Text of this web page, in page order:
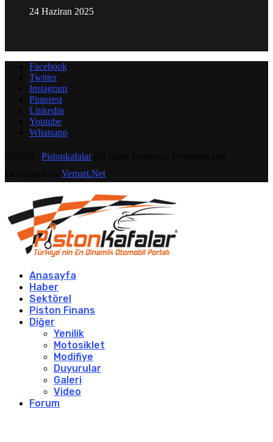
24 Haziran 2025
Facebook
Twitter
Instagram
Pinterest
Linkedin
Youtube
Whatsapp
PistonkafalarAll Right Reserved. Designed and
Vemart.Net
Anasayfa
Haber
Sektörel
Piston Finans
Diğer
Yenilik
Motosiklet
Modifiye
Duyurular
Galeri
Video
Forum